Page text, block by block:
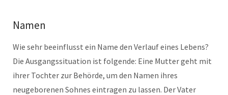
Namen
Wie sehr beeinflusst ein Name den Verlauf eines Lebens?
Die Ausgangssituation ist folgende: Eine Mutter geht mit
ihrer Tochter zur Behörde, um den Namen ihres
neugeborenen Sohnes eintragen zu lassen. Der Vater